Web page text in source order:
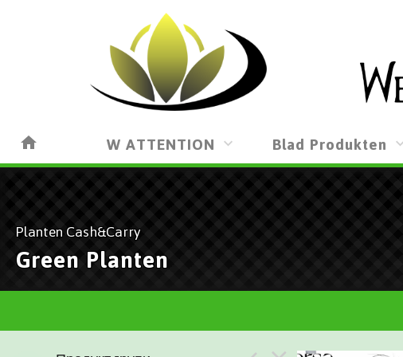
W ATTENTION Blad Produkten
Planten Cash&Carry
Green Planten